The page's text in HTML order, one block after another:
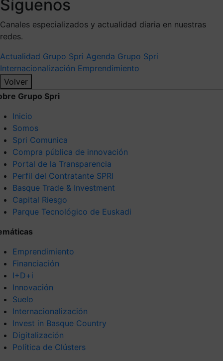
Síguenos
Canales especializados y actualidad diaria en nuestras
redes.
Actualidad Grupo Spri Agenda Grupo Spri
Internacionalización Emprendimiento
Volver
Grupo Spri
Inicio
Somos
Spri Comunica
Compra pública de innovación
Portal de la Transparencia
Perfil del Contratante SPRI
Basque Trade & Investment
Capital Riesgo
Parque Tecnológico de Euskadi
Emprendimiento
Financiación
I+D+i
Innovación
Suelo
Internacionalización
Invest in Basque Country
Digitalización
Política de Clústers